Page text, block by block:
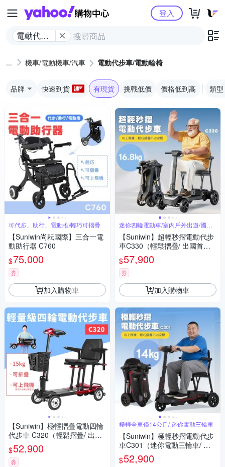
Yahoo購物中心
電動代步
椅
登入
機車/電動機車/汽車 電動代步車/電動輪椅
品牌 快速到貨 有現貨 挑戰低價 價格低到高 類型
可代步、助行、電動推/輕巧可摺疊
【Suniwin尚耘國際】三合一電
動助行器 C760
$75,000
券
加入購物車
【Suniwin】極輕摺疊電動四輪
代步車 C320（輕鬆摺疊/ 出國
首選/ 老人長輩/ 室內戶外出
遊）
$52,900
券
迷你四輪電動車/室內戶外出遊/國內
外旅行
【Suniwin】超輕秒摺電動代步
車C330（輕鬆摺疊/ 出國首選/
老人長輩/ 室內戶外出遊）
$57,900
券
加入購物車
極輕全車僅14公斤/ 迷你電動三輪車
【Suniwin】極輕秒摺電動代步
車C301（迷你電動三輪車/ 出
國首選/ 老人長輩/ 行動不便）
$52,900